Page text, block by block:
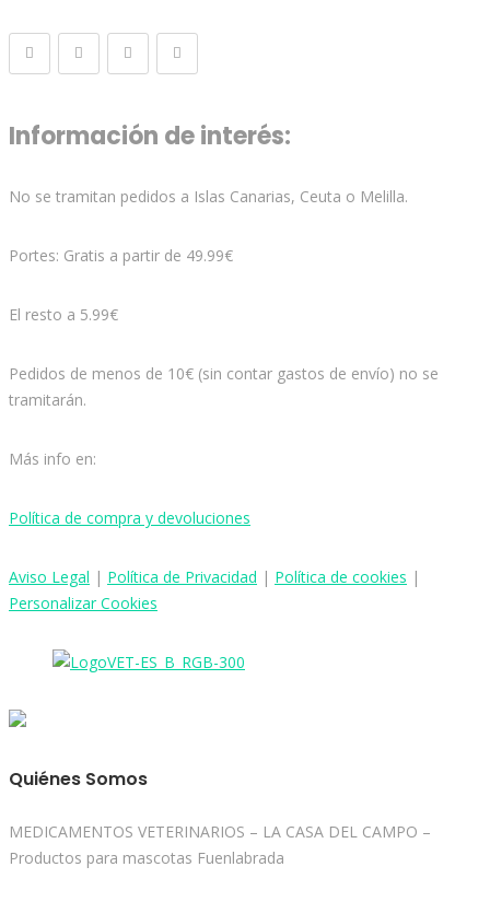
Información de interés:
No se tramitan pedidos a Islas Canarias, Ceuta o Melilla.
Portes: Gratis a partir de 49.99€
El resto a 5.99€
Pedidos de menos de 10€ (sin contar gastos de envío) no se
tramitarán.
Más info en:
Política de compra y devoluciones
Aviso Legal | Política de Privacidad | Política de cookies |
Personalizar Cookies
Quiénes Somos
MEDICAMENTOS VETERINARIOS – LA CASA DEL CAMPO –
Productos para mascotas Fuenlabrada